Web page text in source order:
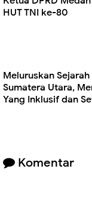
HUT TNI ke-80
Meluruskan Sejarah
Sumatera Utara,
Yang Inklusif dan
Komentar